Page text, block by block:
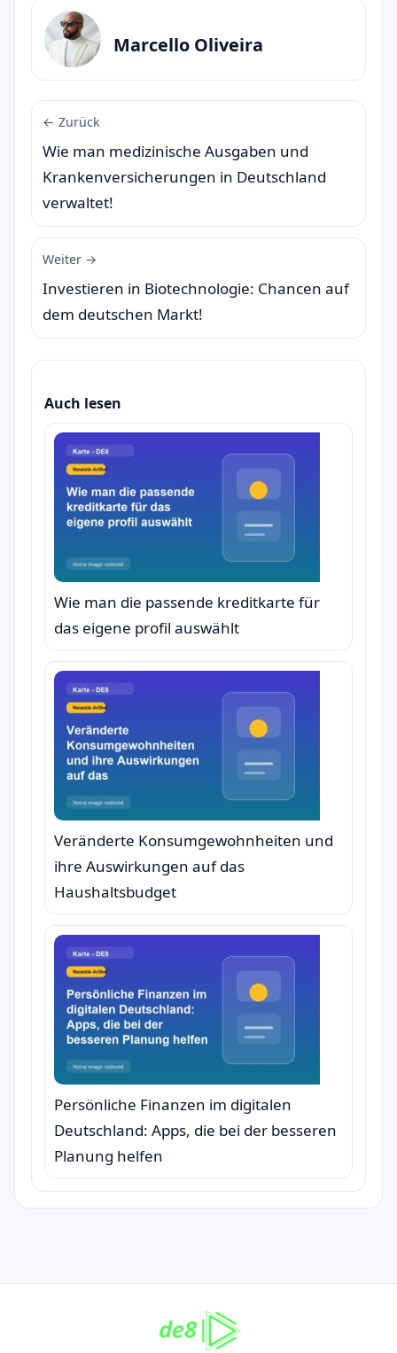
Marcello Oliveira
← Zurück
Wie man medizinische Ausgaben und
Krankenversicherungen in Deutschland
verwaltet!
Weiter →
Investieren in Biotechnologie: Chancen auf
dem deutschen Markt!
Auch lesen
Wie man die passende kreditkarte für
das eigene profil auswählt
Veränderte Konsumgewohnheiten und
ihre Auswirkungen auf das
Haushaltsbudget
Persönliche Finanzen im digitalen
Deutschland: Apps, die bei der besseren
Planung helfen